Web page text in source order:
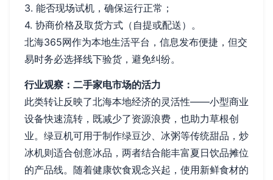
3. 能否现场试机，确保运行正常；
4. 协商价格及取货方式（自提或配送）。
北海365网作为本地生活平台，信息发布便捷，但交
易时务必选择线下验货，避免纠纷。
行业观察：二手家电市场的活力
此类转让反映了北海本地经济的灵活性——小型商业
设备快速流转，既减少了资源浪费，也助力草根创
业。绿豆机可用于制作绿豆沙、冰粥等传统甜品，炒
冰机则适合创意冰品，两者结合能丰富夏日饮品摊位
的产品线。随着健康饮食观念兴起，使用新鲜食材的